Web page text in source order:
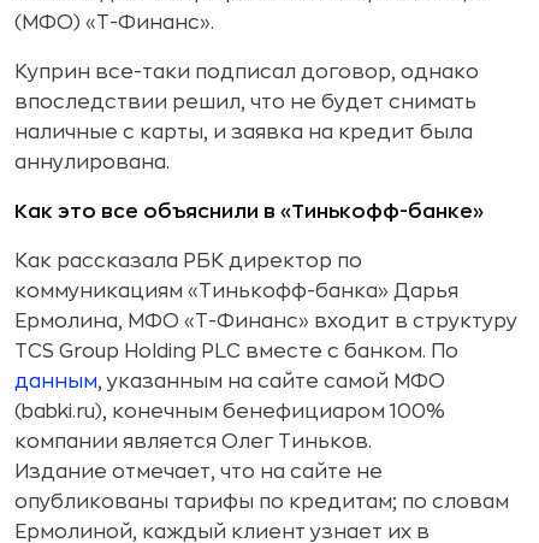
(МФО) «Т-Финанс».
Куприн все-таки подписал договор, однако
впоследствии решил, что не будет снимать
наличные с карты, и заявка на кредит была
аннулирована.
Как это все объяснили в «Тинькофф-банке»
Как рассказала РБК директор по
коммуникациям «Тинькофф-банка» Дарья
Ермолина, МФО «Т-Финанс» входит в структуру
TCS Group Holding PLC вместе с банком. По
данным, указанным на сайте самой МФО
(babki.ru), конечным бенефициаром 100%
компании является Олег Тиньков.
Издание отмечает, что на сайте не
опубликованы тарифы по кредитам; по словам
Ермолиной, каждый клиент узнает их в